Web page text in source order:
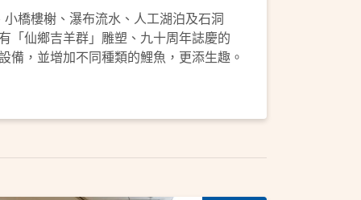
橋樓榭、瀑布流水、人工湖泊及石洞
「仙鄉吉羊群」雕塑、九十周年誌慶的
，並增加不同種類的鯉魚，更添生趣。